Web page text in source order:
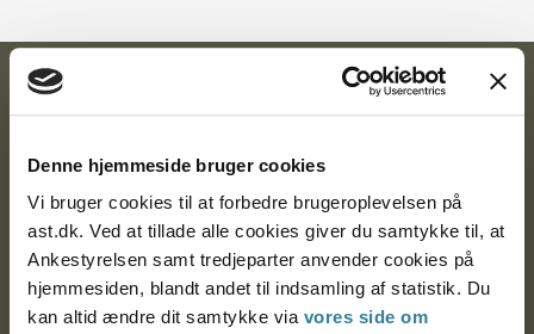
Denne hjemmeside bruger cookies
Vi bruger cookies til at forbedre brugeroplevelsen på
ast.dk. Ved at tillade alle cookies giver du samtykke til, at
Ankestyrelsen samt tredjeparter anvender cookies på
hjemmesiden, blandt andet til indsamling af statistik. Du
kan altid ændre dit samtykke via vores side om
Ankestyrelsen
Nytorv 7, 2. sal
9000 Aalborg
Ankestyrelsen Aalborg